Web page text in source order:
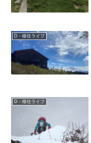
D・移住ライフ
D・移住ライフ